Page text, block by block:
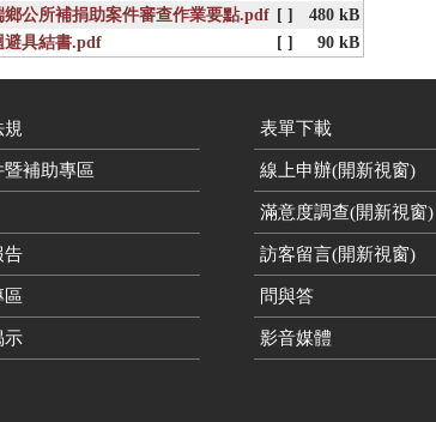
鄉公所補捐助案件審查作業要點.pdf [ ]
480 kB
避具結書.pdf
[ ] 90 kB
補助專區
告
區
示
表單下載
線上申辦(開新視窗)
滿意度調查(開新視窗)
訪客留言(開新視窗)
問與答
影音媒體